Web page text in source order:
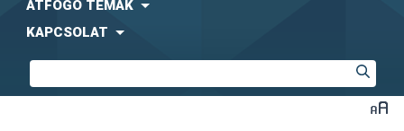
ÁTFOGÓ TÉMÁK
KAPCSOLAT